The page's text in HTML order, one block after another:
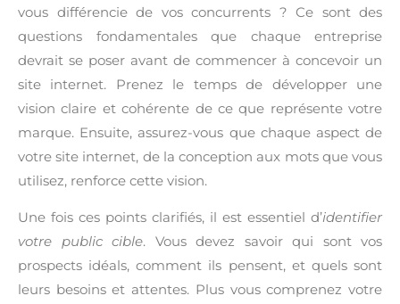
vous différencie de vos concurrents ? Ce sont des
questions fondamentales que chaque entreprise
devrait se poser avant de commencer à concevoir un
site internet. Prenez le temps de développer une
vision claire et cohérente de ce que représente votre
marque. Ensuite, assurez-vous que chaque aspect de
votre site internet, de la conception aux mots que vous
utilisez, renforce cette vision.
Une fois ces points clarifiés, il est essentiel d’identifier
votre public cible. Vous devez savoir qui sont vos
prospects idéals, comment ils pensent, et quels sont
leurs besoins et attentes. Plus vous comprenez votre